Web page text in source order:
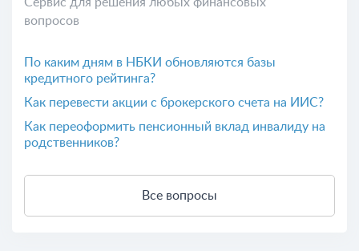
вопросов
По каким дням в НБКИ обновляются базы
кредитного рейтинга?
Как перевести акции с брокерского счета на ИИС?
Как переоформить пенсионный вклад инвалиду на
родственников?
Все вопросы